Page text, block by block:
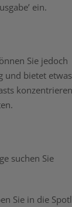
ein.
Sie jedoch
und bietet etwas
konzentrieren
suchen Sie
Sie in die